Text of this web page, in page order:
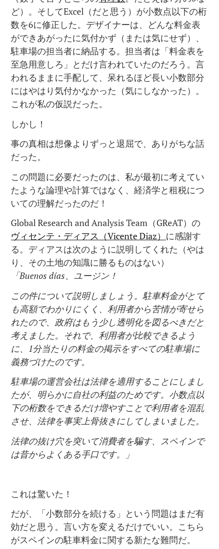
ど）。そしてExcel（だと思う）が小数点以下の桁
数を6に修正した。デザイナーは、どんな料金表
ができあがったに気付かず（または気にせず）、
駐車場の担当者に納品する。担当者は「料金表を
至急用意しろ」とだけ言われていたのだろう。言
われるままに手配して、呆れるほど長い小数部分
にはやはり気付かなかった（気にしなかった）。
これが私の仮説だった。
しかし！
事の真相は想像よりずっと退屈で、ありがちな話
だった。
この問題に必要だったのは、私が最初に考えてい
たような論理や計算ではなく、経済学と租税につ
いての理解だったのだ！
Global Research and Analysis Team（GReAT）の
ヴィセンテ・ディアス（Vicente Diaz） に感謝す
る。ディアスは次のように説明してくれた（やは
り、その土地の知識に勝るものはない）
「Buenos días、ユージン！
この件について説明しましょう。駐車料金がとて
も高額でわかりにくく、利用者から苦情が寄せら
れたので、政府はもう少し透明化を図るべきだと
考えました。それで、利用者が比較できるよう
に、 1分当たりの料金の掲示をすべての駐車場に
義務づけたのです。
駐車場の運営会社は法律を適用することにしまし
たが、明らかに自社の利益のためです。小数点以
下の桁数をできるだけ増やすことで利用者を混乱
させ、法律を事実上骨抜きにしてしまいました。
法律の抜け穴を突いて消費者を騙す、スペインで
は昔からよくある手口です。」
これは驚いた！
だが、「小数部分を続ける」という問題はまだ有
効だと思う。言い方を変えるだけでいい。こちら
がスペインの駐車料金に関する新たな難問だ。